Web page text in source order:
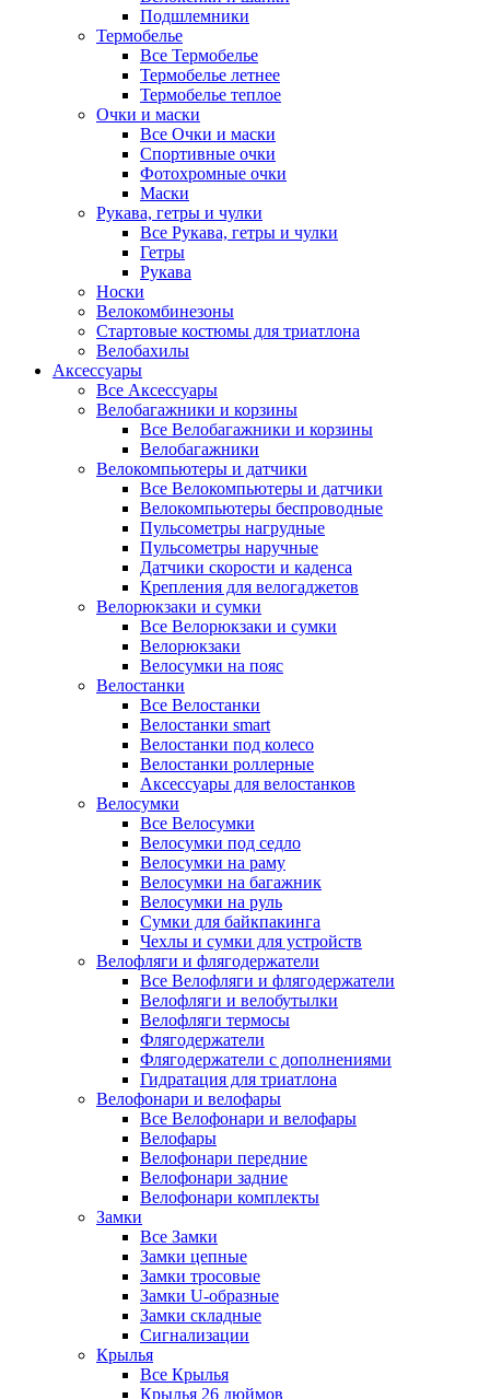
Подшлемники
Термобелье
Все Термобелье
Термобелье летнее
Термобелье теплое
Очки и маски
Все Очки и маски
Спортивные очки
Фотохромные очки
Маски
Рукава, гетры и чулки
Все Рукава, гетры и чулки
Гетры
Рукава
Носки
Велокомбинезоны
Стартовые костюмы для триатлона
Велобахилы
Аксессуары
Все Аксессуары
Велобагажники и корзины
Все Велобагажники и корзины
Велобагажники
Велокомпьютеры и датчики
Все Велокомпьютеры и датчики
Велокомпьютеры беспроводные
Пульсометры нагрудные
Пульсометры наручные
Датчики скорости и каденса
Крепления для велогаджетов
Велорюкзаки и сумки
Все Велорюкзаки и сумки
Велорюкзаки
Велосумки на пояс
Велостанки
Все Велостанки
Велостанки smart
Велостанки под колесо
Велостанки роллерные
Аксессуары для велостанков
Велосумки
Все Велосумки
Велосумки под седло
Велосумки на раму
Велосумки на багажник
Велосумки на руль
Сумки для байкпакинга
Чехлы и сумки для устройств
Велофляги и флягодержатели
Все Велофляги и флягодержатели
Велофляги и велобутылки
Велофляги термосы
Флягодержатели
Флягодержатели с дополнениями
Гидратация для триатлона
Велофонари и велофары
Все Велофонари и велофары
Велофары
Велофонари передние
Велофонари задние
Велофонари комплекты
Замки
Все Замки
Замки цепные
Замки тросовые
Замки U-образные
Замки складные
Сигнализации
Крылья
Все Крылья
Крылья 26 дюймов